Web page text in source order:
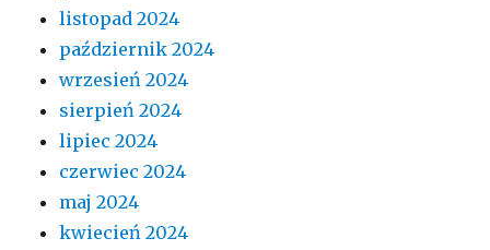
listopad 2024
październik 2024
wrzesień 2024
sierpień 2024
lipiec 2024
czerwiec 2024
maj 2024
kwiecień 2024